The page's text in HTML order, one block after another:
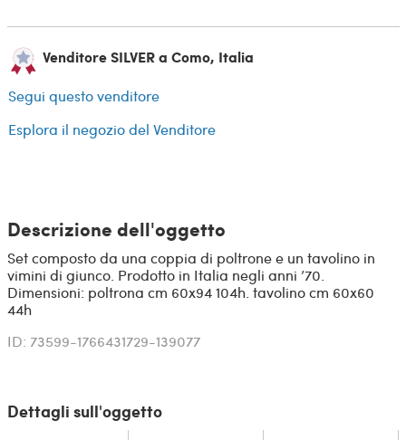
Venditore SILVER a Como, Italia
Segui questo venditore
Esplora il negozio del Venditore
Descrizione dell'oggetto
Set composto da una coppia di poltrone e un tavolino in
vimini di giunco. Prodotto in Italia negli anni ’70.
Dimensioni: poltrona cm 60x94 104h. tavolino cm 60x60
44h
ID: 73599-1766431729-139077
Dettagli sull'oggetto